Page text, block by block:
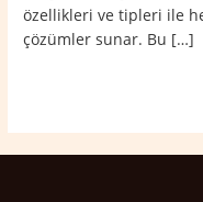
özellikleri ve tipleri ile
çözümler sunar. Bu […]